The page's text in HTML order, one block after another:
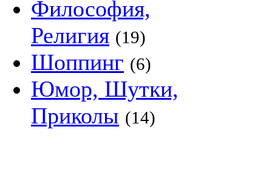
Философия,
Религия (19)
Шоппинг (6)
Юмор, Шутки,
Приколы (14)